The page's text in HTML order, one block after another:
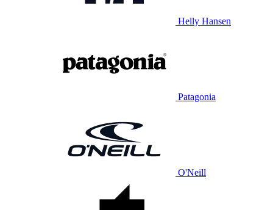
Helly Hansen
Patagonia
O'Neill